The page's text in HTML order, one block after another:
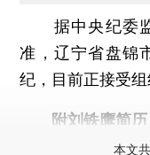
据中央纪委监
准，辽宁省盘锦
纪，目前正接受组
附刘铁鹰简历
本文